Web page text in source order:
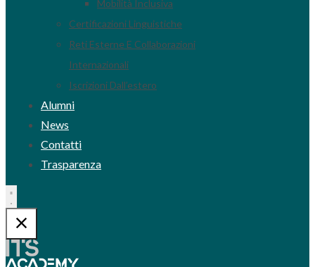
Mobilità Inclusiva
Certificazioni Linguistiche
Reti Esterne E Collaborazioni
Internazionali
Iscrizioni Dall’estero
Alumni
News
Contatti
Trasparenza